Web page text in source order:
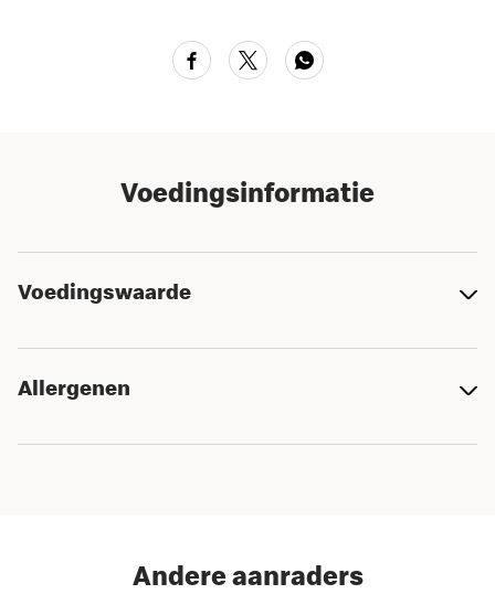
Voedingsinformatie
Voedingswaarde
Allergenen
Andere aanraders